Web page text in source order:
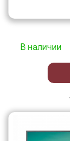
В наличии